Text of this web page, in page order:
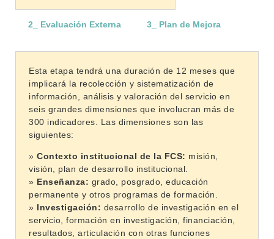
2_ Evaluación Externa 3_ Plan de Mejora
Esta etapa tendrá una duración de 12 meses que
implicará la recolección y sistematización de
información, análisis y valoración del servicio en
seis grandes dimensiones que involucran más de
300 indicadores. Las dimensiones son las
siguientes:
» Contexto institucional de la FCS: misión,
visión, plan de desarrollo institucional.
» Enseñanza: grado, posgrado, educación
permanente y otros programas de formación.
» Investigación: desarrollo de investigación en el
servicio, formación en investigación, financiación,
resultados, articulación con otras funciones